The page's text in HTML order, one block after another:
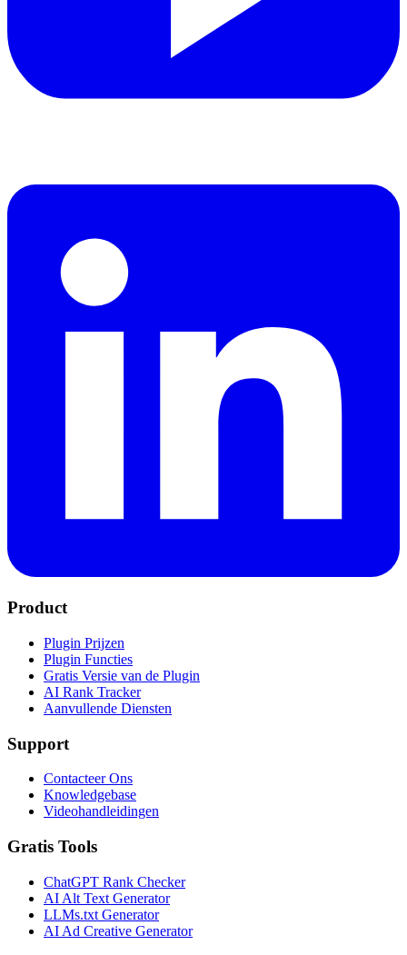
Product
Plugin Prijzen
Plugin Functies
Gratis Versie van de Plugin
AI Rank Tracker
Aanvullende Diensten
Support
Contacteer Ons
Knowledgebase
Videohandleidingen
Gratis Tools
ChatGPT Rank Checker
AI Alt Text Generator
LLMs.txt Generator
AI Ad Creative Generator